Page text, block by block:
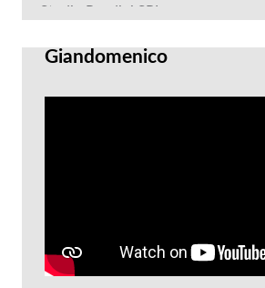
Studio Pandini SRL
CEO
Giandomenico